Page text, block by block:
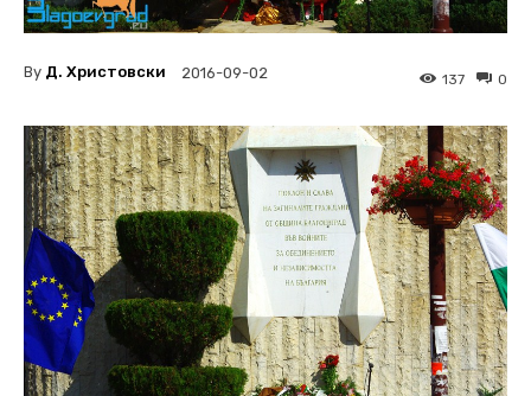
By Д. Христовски 2016-09-02 0
137